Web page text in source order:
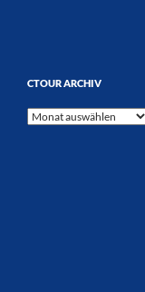
CTOUR ARCHIV
CTOUR